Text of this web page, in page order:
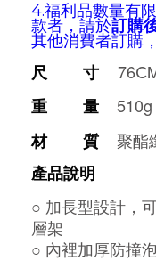
4.福利品數量有
款者，請於訂購
其他消費者訂購 ，
尺 寸
76c
重 量 510g
材 質 聚酯
產品說明
○ 加長型設計，
層架
○ 內裡加厚防撞